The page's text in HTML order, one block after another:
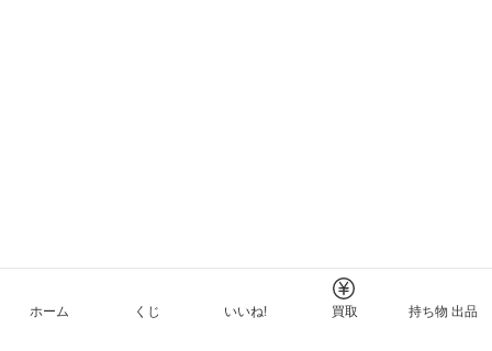
ホーム くじ いいね! 買取 持ち物 出品